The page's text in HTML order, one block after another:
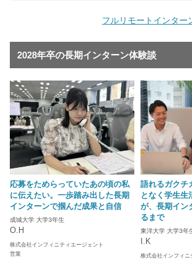
フルリモートインター
2028年卒の長期インターン体験談
応募をためらっていたあの頃の私
に伝えたい。一歩踏み出した長期
インターンで掴んだ成果と自信
成城大学 大学3年生
O.H
株式会社インフィニティエージェント
営業
語れるガクチ
となく学生生
が、長期イン
るまで
東洋大学 大学3年
I.K
株式会社インフィニ